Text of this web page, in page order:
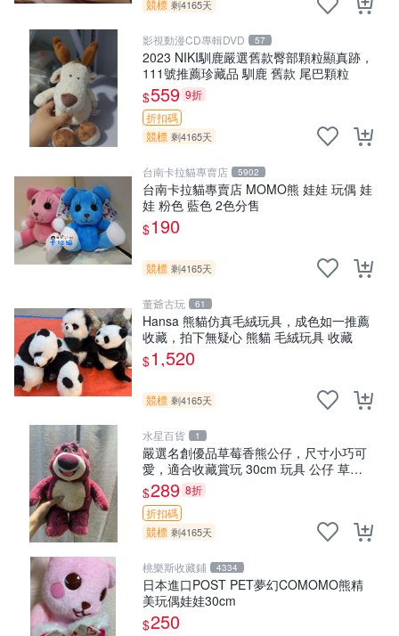
競標 剩4165天
影視動漫CD專輯DVD 57
2023 NIKI馴鹿嚴選舊款臀部顆粒顯真跡，
111號推薦珍藏品 馴鹿 舊款 尾巴顆粒
$559 9折
折扣碼
競標 剩4165天
台南卡拉貓專賣店 5902
台南卡拉貓專賣店 MOMO熊 娃娃 玩偶 娃
娃 粉色 藍色 2色分售
$190
競標 剩4165天
董爺古玩 61
Hansa 熊貓仿真毛絨玩具，成色如一推薦
收藏，拍下無疑心 熊貓 毛絨玩具 收藏
$1,520
競標 剩4165天
水星百貨 1
嚴選名創優品草莓香熊公仔，尺寸小巧可
愛，適合收藏賞玩 30cm 玩具 公仔 草莓
熊
$289 8折
折扣碼
競標 剩4165天
桃樂斯收藏鋪 4334
日本進口POST PET夢幻COMOMO熊精
美玩偶娃娃30cm
$250